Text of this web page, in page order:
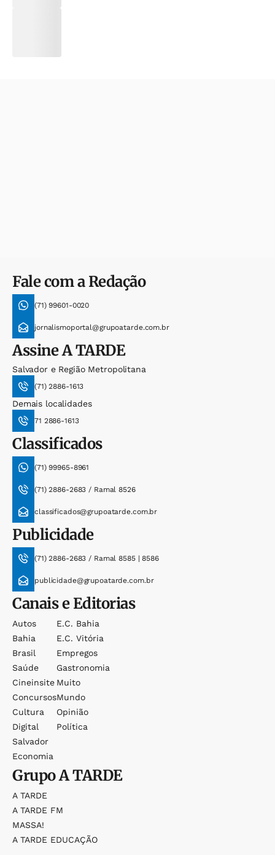
Fale com a Redação
(71) 99601-0020
jornalismoportal@grupoatarde.com.br
AssineA TARDE
Salvador e Região Metropolitana
(71) 2886-1613
Demais localidades
71 2886-1613
Classificados
(71) 99965-8961
(71) 2886-2683 / Ramal 8526
classificados@grupoatarde.com.br
Publicidade
(71) 2886-2683 / Ramal 8585 | 8586
publicidade@grupoatarde.com.br
Canais e Editorias
Autos
Bahia
Brasil
Saúde
Cineinsite
Concursos
Cultura
Digital
Salvador
Economia
E.c. Bahia
E.c. Vitória
Empregos
Gastronomia
Muito
Mundo
Opinião
Política
GrupoA TARDE
A TARDE
A TARDE FM
MASSA!
A TARDE EDUCAÇÃO